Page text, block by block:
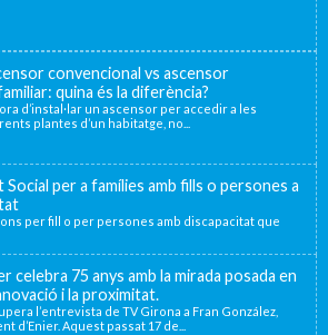
convencional vs ascensor
quina és la diferència?
d’instal·lar un ascensor per accedir a les
plantes d’un habitatge, no...
per a famílies amb fills o persones a
per fill o per persones amb discapacitat que
celebra 75 anys amb la mirada posada en
i la proximitat.
l’entrevista de TV Girona a Fran González,
d’Enier. Aquest passat 17 de...